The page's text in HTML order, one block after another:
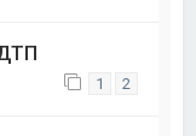
1 2